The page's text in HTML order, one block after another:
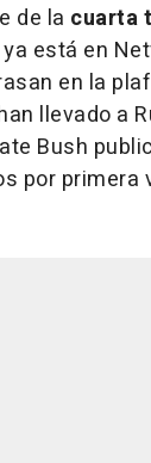
de la cuarta
ya está en
en la
llevado a
Bush
por primera